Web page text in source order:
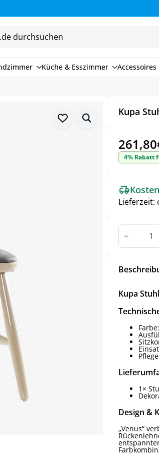
Küche & Esszimmer Accessoires
Kupa
Preis
261,80
Preis
4% Rabatt
Lieferzeit:
Kupa
Stuhl
„Venus“
Kupa
1×
Design &
„Venus“